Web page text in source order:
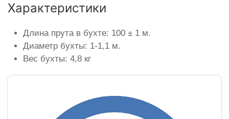
Характеристики
Длина прута в бухте: 100 ± 1 м.
Диаметр бухты: 1-1,1 м.
Вес бухты: 4,8 кг